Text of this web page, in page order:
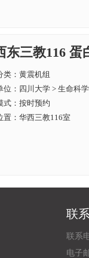
东三教116
类：黄震机组
位： 四川大学 > 生命科
式：按时预约
置：华西三教116室
联
联系
电子